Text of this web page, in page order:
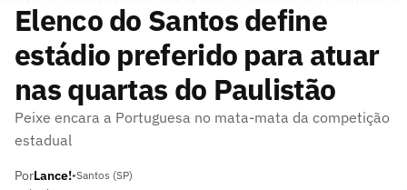
Elenco do Santos define
estádio preferido para atuar
nas quartas do Paulistão
Peixe encara a Portuguesa no mata-mata da competição
estadual
PorLance!•Santos (SP)